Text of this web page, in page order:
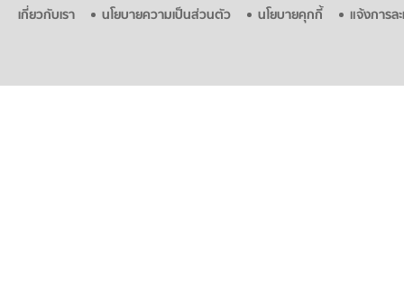
เกี่ยวกับเรา นโยบายความเป็นส่วนตัว นโยบายคุกกี้ แจ้งการล